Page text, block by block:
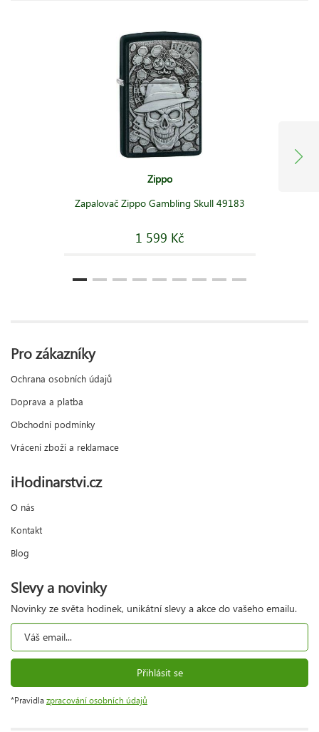
Zippo
Zapalovač Zippo Gambling Skull 49183
1 599 Kč
Pro zákazníky
Ochrana osobních údajů
Doprava a platba
Obchodní podmínky
Vrácení zboží a reklamace
iHodinarstvi.cz
O nás
Kontakt
Blog
Slevy a novinky
Novinky ze světa hodinek, unikátní slevy a akce do vašeho emailu.
Přihlásit se
*Pravidla zpracování osobních údajů